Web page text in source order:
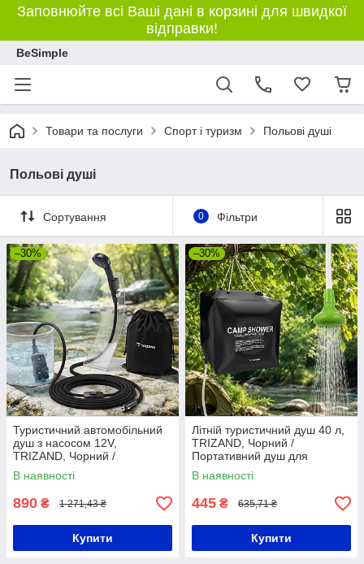
Заповнюйте всі Ваші дані в корзині для швидкої
відправки!
BeSimple
Товари та послуги Спорт і туризм Польові душі
Польові душі
Сортування 0 Фільтри
–30%
Туристичний автомобільний
душ з насосом 12V,
TRIZAND, Чорний /
Портативний душ для
туризму / Душ переносний
В наявності
890 ₴ 1 271,43 ₴
Купити
–30%
Літній туристичний душ 40 л,
TRIZAND, Чорний /
Портативний душ для
туризму / Душ переносний
для дачі та кемпінгу
В наявності
445 ₴ 635,71 ₴
Купити